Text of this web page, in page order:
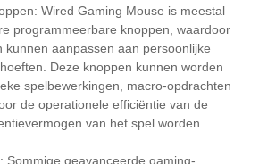
Wired Gaming Mouse is meestal
programmeerbare knoppen, waardoor
kunnen aanpassen aan persoonlijke
Deze knoppen kunnen worden
spelbewerkingen, macro-opdrachten
de operationele efficiëntie van de
van het spel worden
Sommige geavanceerde gaming-